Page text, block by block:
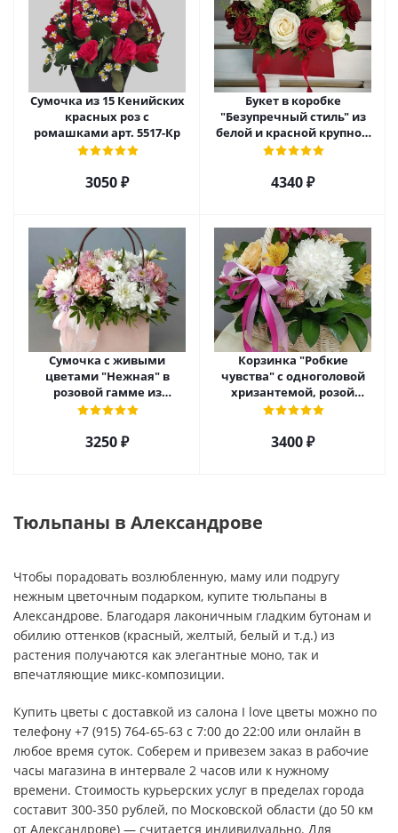
Сумочка из 15 Кенийских
красных роз с
ромашками арт. 5517-Кр
3050 ₽
Букет в коробке
"Безупречный стиль" из
белой и красной крупной
розы Эквадор. арт. 5515
4340 ₽
Сумочка с живыми
цветами "Нежная" в
розовой гамме из
кустовой хризантемы,
3250 ₽
Корзинка "Робкие
чувства" с одноголовой
хризантемой, розой
Эквадор и альстромерией
3400 ₽
Тюльпаны в Александрове
Чтобы порадовать возлюбленную, маму или подругу
нежным цветочным подарком, купите тюльпаны в
Александрове. Благодаря лаконичным гладким бутонам и
обилию оттенков (красный, желтый, белый и т.д.) из
растения получаются как элегантные моно, так и
впечатляющие микс-композиции.
Купить цветы с доставкой из салона I love цветы можно по
телефону +7 (915) 764-65-63 с 7:00 до 22:00 или онлайн в
любое время суток. Соберем и привезем заказ в рабочие
часы магазина в интервале 2 часов или к нужному
времени. Стоимость курьерских услуг в пределах города
составит 300-350 рублей, по Московской области (до 50 км
от Александрове) — считается индивидуально. Для